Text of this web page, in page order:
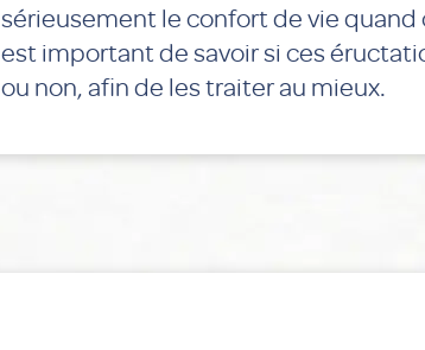
sérieusement le confort de vie
est important de savoir si ces
ou non, afin de les traiter au mieux.